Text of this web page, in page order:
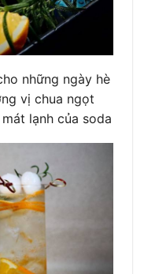
những ngày hè
vị chua ngọt
lạnh của soda